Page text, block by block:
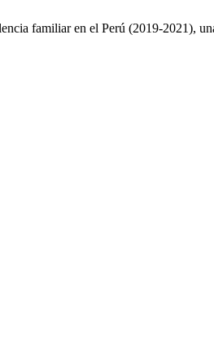
familiar en el Perú (2019-2021),